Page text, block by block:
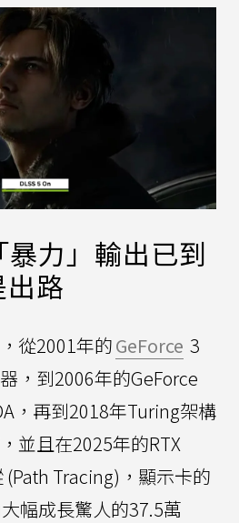
力」輸出已到
路
從2001年的GeForce 3
，到2006年的GeForce
，再到2018年Turing架構
並且在2025年的RTX
Tracing)，顯示卡的
幅成長驚人的37.5萬